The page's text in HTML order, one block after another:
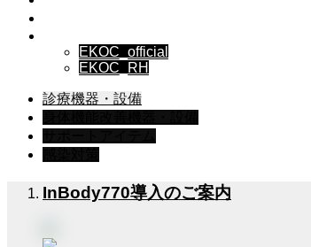
EKOC_official
EKOC_RH
診療機器・設備
InBody770導入のご案内